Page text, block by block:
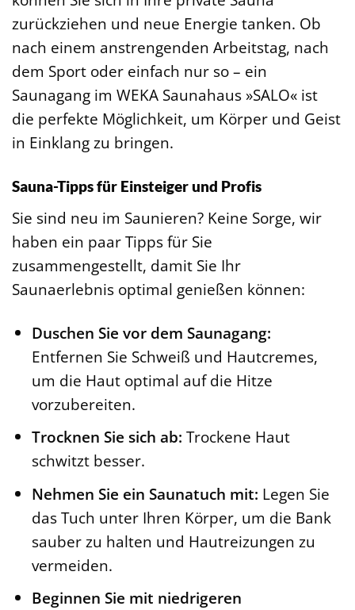
zurückziehen und neue Energie tanken. Ob
nach einem anstrengenden Arbeitstag, nach
dem Sport oder einfach nur so – ein
Saunagang im WEKA Saunahaus »SALO« ist
die perfekte Möglichkeit, um Körper und Geist
in Einklang zu bringen.
Sauna-Tipps für Einsteiger und Profis
Sie sind neu im Saunieren? Keine Sorge, wir
haben ein paar Tipps für Sie
zusammengestellt, damit Sie Ihr
Saunaerlebnis optimal genießen können:
Duschen Sie vor dem Saunagang:
Entfernen Sie Schweiß und Hautcremes,
um die Haut optimal auf die Hitze
vorzubereiten.
Trocknen Sie sich ab: Trockene Haut
schwitzt besser.
Nehmen Sie ein Saunatuch mit: Legen Sie
das Tuch unter Ihren Körper, um die Bank
sauber zu halten und Hautreizungen zu
vermeiden.
Beginnen Sie mit niedrigeren